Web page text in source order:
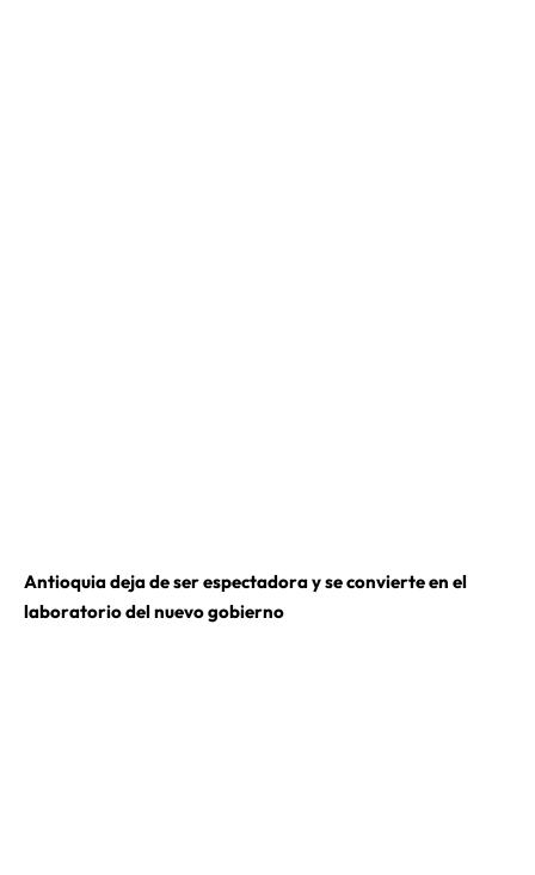
Antioquia deja de ser espectadora y se convierte en el
laboratorio del nuevo gobierno